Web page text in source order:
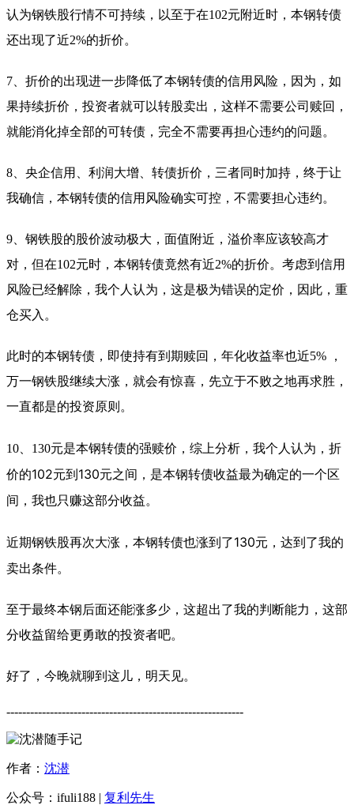
认为钢铁股行情不可持续，以至于在102元附近时，本钢转债
还出现了近2%的折价。
7、折价的出现进一步降低了本钢转债的信用风险，因为，如
果持续折价，投资者就可以转股卖出，这样不需要公司赎回，
就能消化掉全部的可转债，完全不需要再担心违约的问题。
8、央企信用、利润大增、转债折价，三者同时加持，终于让
我确信，本钢转债的信用风险确实可控，不需要担心违约。
9、钢铁股的股价波动极大，面值附近，溢价率应该较高才
对，但在102元时，本钢转债竟然有近2%的折价。考虑到信用
风险已经解除，我个人认为，这是极为错误的定价，因此，重
仓买入。
此时的本钢转债，即使持有到期赎回，年化收益率也近5% ，
万一钢铁股继续大涨，就会有惊喜，先立于不败之地再求胜，
一直都是的投资原则。
10、130元是本钢转债的强赎价， 综上分析，我个人认为，折
价的102元到130元之间，是本钢转债收益最为确定的一个区
间，我也只赚这部分收益。
近期钢铁股再次大涨，本钢转债也涨到了130元，达到了我的
卖出条件。
至于最终本钢后面还能涨多少，这超出了我的判断能力，这部
分收益留给更勇敢的投资者吧。
好了，今晚就聊到这儿，明天见。
------------------------------------------------------------
作者： 沈潜
公众号：ifuli188 | 复利先生